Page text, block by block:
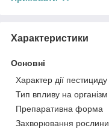
Характеристики
Основні
Характер дії пестициду
Тип впливу на організм
Препаративна форма
Захворювання рослини